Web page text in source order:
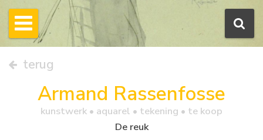
terug
Armand Rassenfosse
kunstwerk • aquarel • tekening • te koop
De reuk